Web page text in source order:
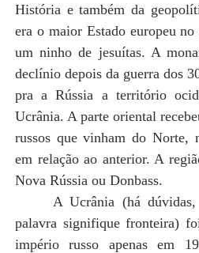
História e também da
era o maior Estado europeu
um ninho de jesuítas. A
declínio depois da guerra dos
pra a Rússia a território
Ucrânia. A parte oriental
russos que vinham do Norte,
em relação ao anterior. A
Nova Rússia ou Donbass.
A Ucrânia (há
palavra signifique fronteira)
império russo apenas em